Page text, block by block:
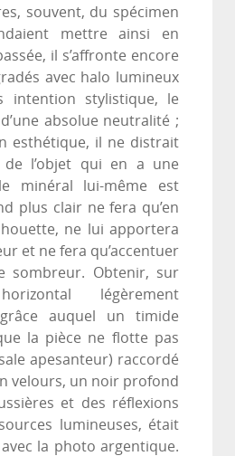
souvent, du spécimen
mettre ainsi en
il s’affronte encore
avec halo lumineux
intention stylistique, le
absolue neutralité ;
esthétique, il ne distrait
l’objet qui en a une
minéral lui-même est
plus clair ne fera qu’en
ne lui apportera
et ne fera qu’accentuer
sombreur. Obtenir, sur
légèrement
auquel un timide
la pièce ne flotte pas
apesanteur) raccordé
velours, un noir profond
et des réflexions
lumineuses, était
la photo argentique.